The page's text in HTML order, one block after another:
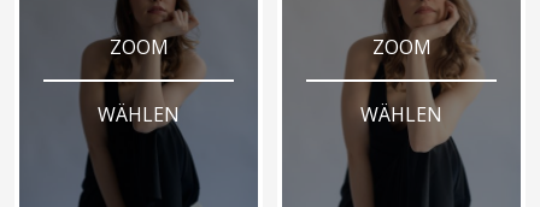
ZOOM
WÄHLEN
ZOOM
WÄHLEN